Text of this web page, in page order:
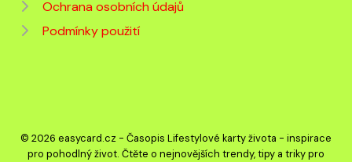
Ochrana osobních údajů
Podmínky použití
© 2026 easycard.cz - Časopis Lifestylové karty života - inspirace
pro pohodlný život. Čtěte o nejnovějších trendy, tipy a triky pro